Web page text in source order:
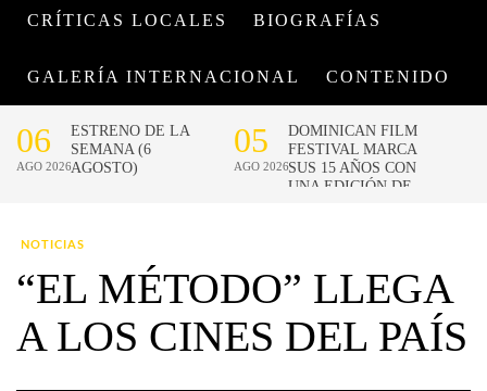
CRÍTICAS LOCALES BIOGRAFÍAS
GALERÍA INTERNACIONAL CONTENIDO
NOTICIAS
“EL MÉTODO” LLEGA
A LOS CINES DEL PAÍS